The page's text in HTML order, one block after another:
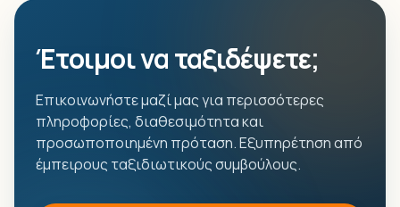
Έτοιμοι να ταξιδέψετε;
Επικοινωνήστε μαζί μας για περισσότερες
πληροφορίες, διαθεσιμότητα και
προσωποποιημένη πρόταση. Εξυπηρέτηση από
έμπειρους ταξιδιωτικούς συμβούλους.